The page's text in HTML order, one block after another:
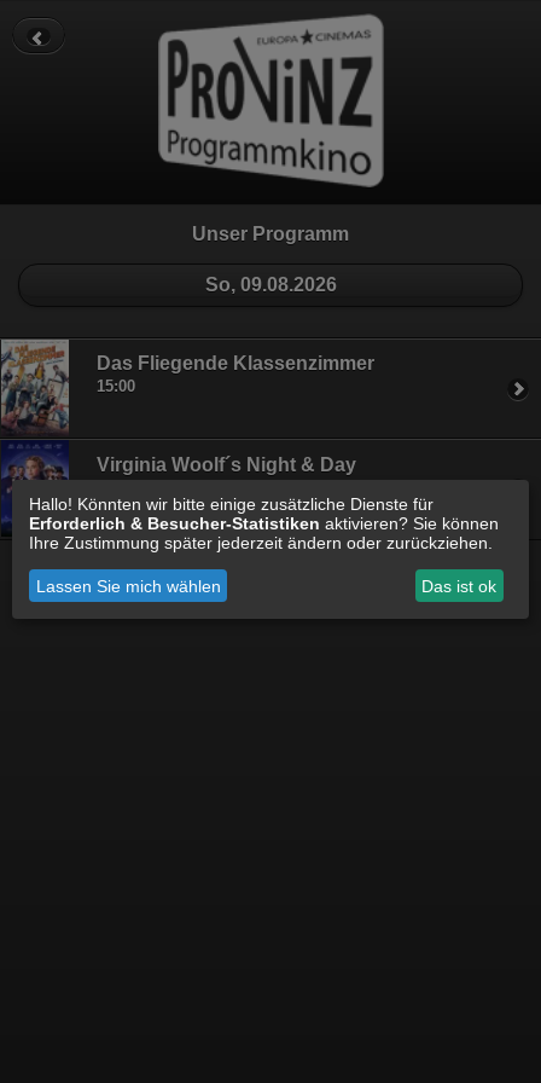
Unser Programm
So, 09.08.2026
Das Fliegende Klassenzimmer
15:00
Virginia Woolf´s Night & Day
Datenschutz Impressum Cookie Einstellungen
Datenschutz Impressum Cookie Einstellungen
Hallo! Könnten wir bitte einige zusätzliche Dienste für
Erforderlich & Besucher-Statistiken aktivieren? Sie können
Ihre Zustimmung später jederzeit ändern oder zurückziehen.
Lassen Sie mich wählen Das ist ok